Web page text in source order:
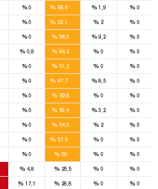
%0 % 58,6 %1,9 %0
%0 % 52,1 % 2 %0
%0 %56,5 %9,2 %0
%0,8 %64,2 % 0 %0
%0 %51,2 % 0 %0
%0 % 47,7 %8,5 %0
%0 %59,9 % 0 %0
%0 %50,4 %3,2 %0
%0 %54,5 % 2 %0
%0 % 57,9 % 0 %0
%0 %52 % 0 %0
%4,8 %25,5 % 0 %0
% 17,1 %28,8 % 0 %0